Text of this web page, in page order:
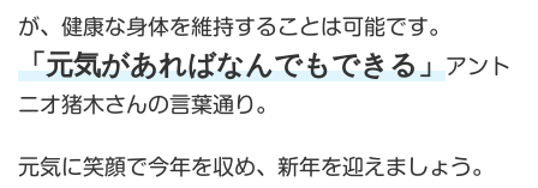
が、健康な身体を維持することは可能です。
「元気があればなんでもできる」アント
ニオ猪木さんの言葉通り。
元気に笑顔で今年を収め、新年を迎えましょう。